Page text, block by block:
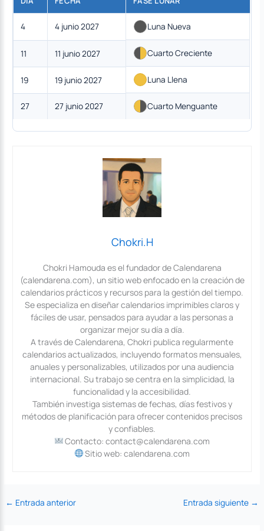
4 4 junio 2027 Luna Nueva
11 11 junio 2027 Cuarto Creciente
19 19 junio 2027 Luna Llena
27 27 junio 2027 Cuarto Menguante
Chokri.H
Chokri Hamouda es el fundador de Calendarena
(calendarena.com), un sitio web enfocado en la creación de
calendarios prácticos y recursos para la gestión del tiempo.
Se especializa en diseñar calendarios imprimibles claros y
fáciles de usar, pensados para ayudar a las personas a
organizar mejor su día a día.
A través de Calendarena, Chokri publica regularmente
calendarios actualizados, incluyendo formatos mensuales,
anuales y personalizables, utilizados por una audiencia
internacional. Su trabajo se centra en la simplicidad, la
funcionalidad y la accesibilidad.
También investiga sistemas de fechas, días festivos y
métodos de planificación para ofrecer contenidos precisos
y confiables.
Contacto: contact@calendarena.com
Sitio web: calendarena.com
← Entrada anterior Entrada siguiente →